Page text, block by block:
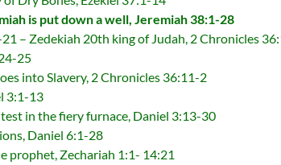
is put down a well, Jeremiah 38:1-28
– Zedekiah 20th king of Judah, 2 Chronicles
25
into Slavery, 2 Chronicles 36:11-2
3:1-13
in the fiery furnace, Daniel 3:13-30
Daniel 6:1-28
prophet, Zechariah 1:1- 14:21